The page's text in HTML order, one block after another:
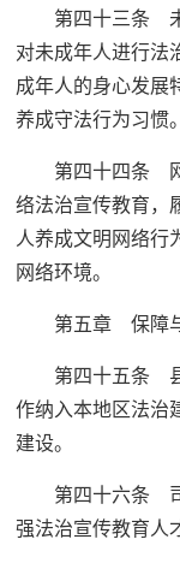
第四十三条
对未成年人进行法
成年人的身心发展
养成守法行为习惯。
第四十四条
络法治宣传教育，
人养成文明网络行
网络环境。
第五章 保障
第四十五条
作纳入本地区法治
建设。
第四十六条
强法治宣传教育人